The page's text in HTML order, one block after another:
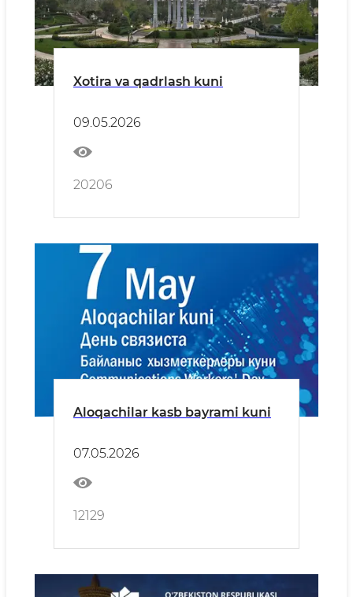
Xotira va qadrlash kuni
09.05.2026
20206
Aloqachilar kasb bayrami kuni
07.05.2026
12129